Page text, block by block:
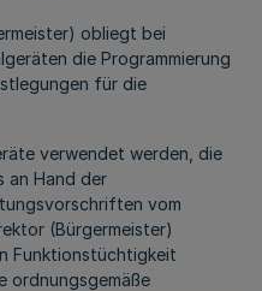
obliegt bei
die Programmierung
für die
verwendet werden, die
an Hand der
vom
(Bürgermeister)
Funktionstüchtigkeit
ordnungsgemäße